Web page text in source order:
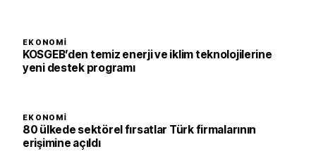
EKONOMI
KOSGEB’den temiz enerji ve iklim teknolojilerine
yeni destek programı
EKONOMI
80 ülkede sektörel fırsatlar Türk firmalarının
erişimine açıldı